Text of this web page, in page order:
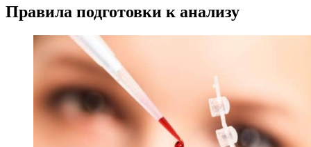
Правила подготовки к анализу